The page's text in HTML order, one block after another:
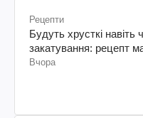
Рецепти
Будуть хрусткі навіть
закатування: рецепт
Вчора